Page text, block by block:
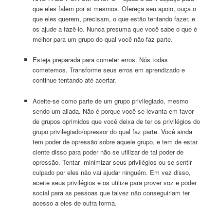
que eles falem por si mesmos. Ofereça seu apoio, ouça o
que eles querem, precisam, o que estão tentando fazer, e
os ajude a fazê-lo. Nunca presuma que você sabe o que é
melhor para um grupo do qual você não faz parte.
Esteja preparada para cometer erros. Nós todas
cometemos. Transforme seus erros em aprendizado e
continue tentando até acertar.
Aceite-se como parte de um grupo privilegiado, mesmo
sendo um aliada. Não é porque você se levanta em favor
de grupos oprimidos que você deixa de ter os privilégios do
grupo privilegiado/opressor do qual faz parte. Você ainda
tem poder de opressão sobre aquele grupo, e tem de estar
ciente disso para poder não se utilizar de tal poder de
opressão. Tentar minimizar seus privilégios ou se sentir
culpado por eles não vai ajudar ninguém. Em vez disso,
aceite seus privilégios e os utilize para prover voz e poder
social para as pessoas que talvez não conseguiriam ter
acesso a eles de outra forma.